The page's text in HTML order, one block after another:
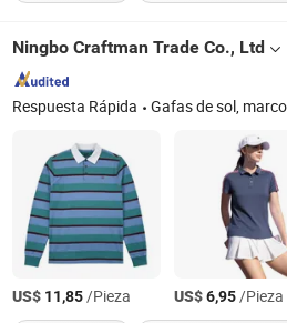
Ningbo Craftman Trade Co., Ltd
Respuesta Rápida Gafas de sol, marco óptico, bufanda, vestido, suéter, gorra, gorro, caja de música, insignia, abrigo, suéter, joyería de plata, collar, arete,
US$ 11,85/Pieza US$6,95/Pieza